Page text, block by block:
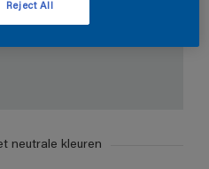
neutrale kleuren
Reject All